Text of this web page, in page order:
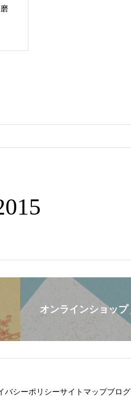
オンラインショップ
バシーポリシーサイトマップブログ